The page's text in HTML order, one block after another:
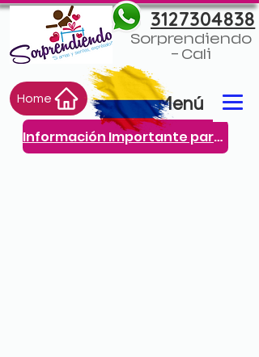
Home
3127304838
Menú
Información Importante para ti
Sorprendiendo
- Cali